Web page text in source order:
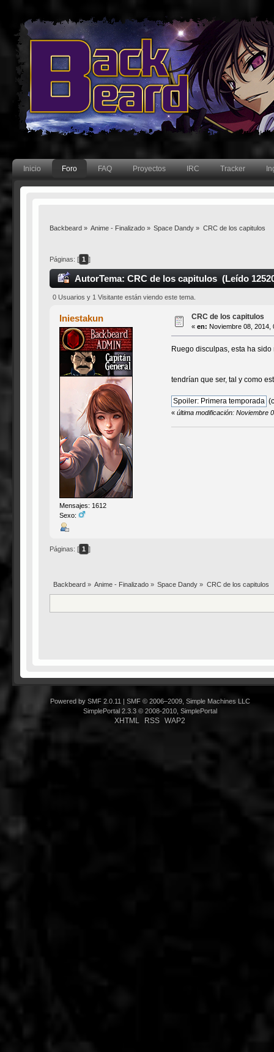
Inicio Foro FAQ Proyectos IRC Tracker
Backbeard» Anime - Finalizado » Space Dandy » CRC de los capitulos
Páginas: [ 1 ]
AutorTema: CRC de los capitulos (Leído
0 Usuarios y 1 Visitante están viendo este tema.
Iniestakun
Mensajes: 1612
Sexo:
CRC de los capitulos
« en: Noviembre 08, 2014,
Ruego disculpas, esta ha
tendrían que ser, tal y como
«última modificación: Noviembre
Páginas: [ 1 ]
Backbeard» Anime - Finalizado » Space Dandy » CRC de los capitulos
Powered by SMF 2.0.11
SMF © 2006–2009, Simple Machines LLC
SimplePortal 2.3.3 © 2008-2010, SimplePortal
XHTML RSS WAP2